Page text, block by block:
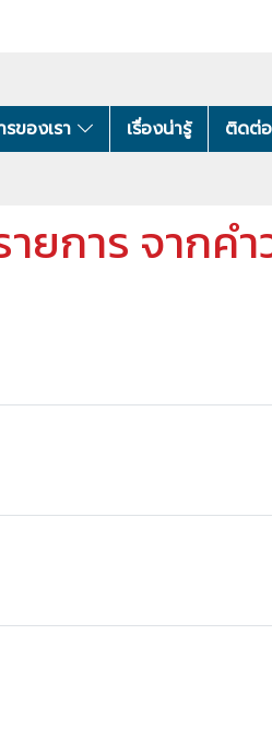
ของเรา เรื่องน่ารู้ ติดต่อ
ยการ จากค